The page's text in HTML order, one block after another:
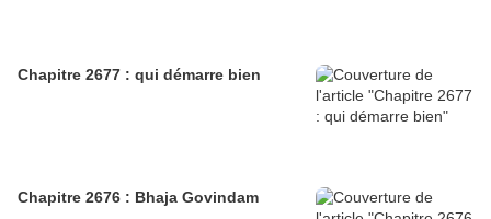
Chapitre 2677 : qui démarre bien
Chapitre 2676 : Bhaja Govindam